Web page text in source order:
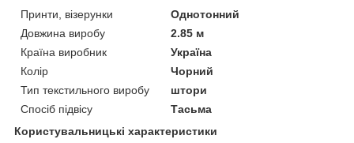
Принти, візерунки
Однотонний
Довжина виробу
2.85 м
Країна виробник
Україна
Колір
Чорний
Тип текстильного виробу
штори
Спосіб підвісу
Тасьма
Користувальницькі характеристики